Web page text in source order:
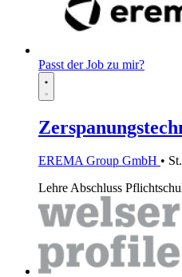
Passt der Job zu mir?
EREMA Group GmbH •
LehreAbschluss